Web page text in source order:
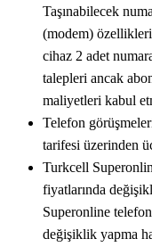
Taşınabilecek
(modem) özellikleri
cihaz 2 adet
talepleri ancak
maliyetleri kabul
Telefon
tarifesi üzerinden
Turkcell
fiyatlarında
Superonline
değişiklik yapma